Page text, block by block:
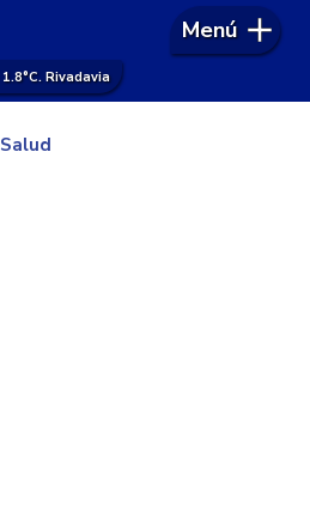
1.8°C. Rivadavia
Menú
Salud